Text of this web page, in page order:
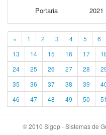
Portaria 2021
« 1 2 3 4 5 6
13
14 15 16 17
24
25 26 27 28
35
36 37 38 39
46
47 48 49 50 51
© 2010 Sigop - Sistemas de